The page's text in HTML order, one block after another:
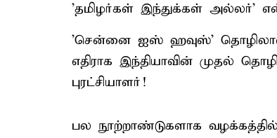
'தமிழர்கள் இந்துக்கள் அல்லர்'
'சென்னை ஐஸ் ஹவுஸ்'
எதிராக இந்தியாவின் முதல்
புரட்சியாளர்!
பல நூற்றாண்டுகளாக